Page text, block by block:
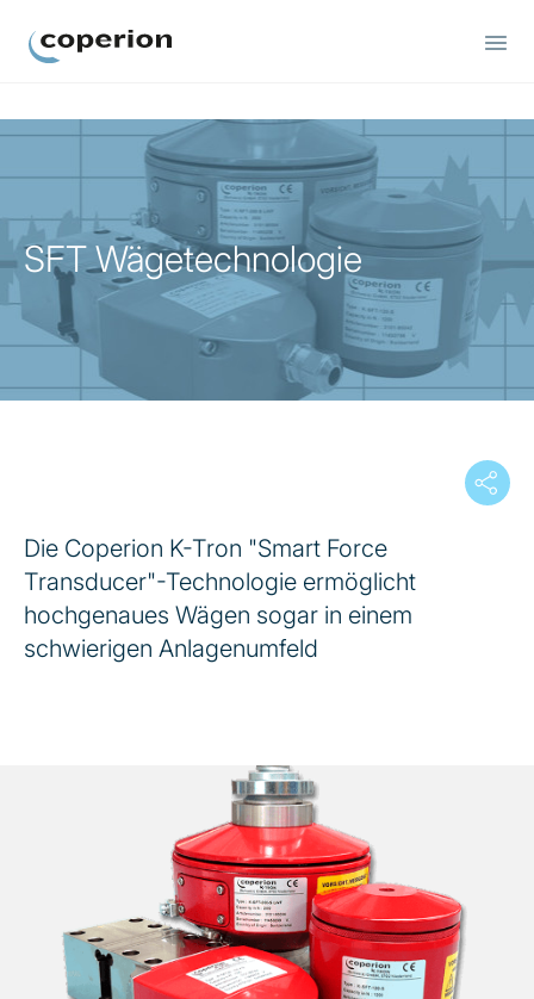
SFT Wägetechnologie
Die Coperion K-Tron "Smart Force
Transducer"-Technologie ermöglicht
hochgenaues Wägen sogar in einem
schwierigen Anlagenumfeld